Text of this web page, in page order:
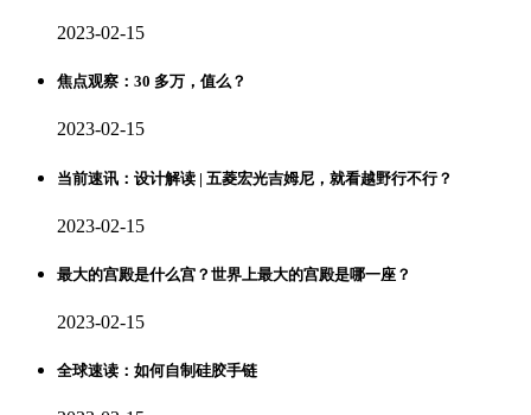
2023-02-15
焦点观察：30 多万，值么？
2023-02-15
当前速讯：设计解读 | 五菱宏光吉姆尼，就看越野行不行？
2023-02-15
最大的宫殿是什么宫？世界上最大的宫殿是哪一座？
2023-02-15
全球速读：如何自制硅胶手链